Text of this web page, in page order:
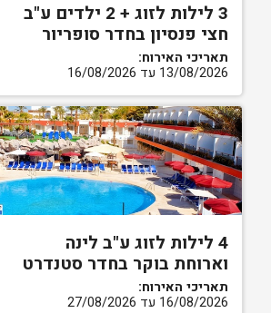
3 לילות לזוג + 2 ילדים ע"ב
חצי פנסיון בחדר סופריור
תאריכי האירוח:
13/08/2026 עד 16/08/2026
4 לילות לזוג ע"ב לינה
וארוחת בוקר בחדר סטנדרט
תאריכי האירוח:
16/08/2026 עד 27/08/2026